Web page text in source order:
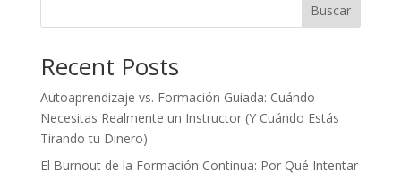
Buscar
Recent Posts
Autoaprendizaje vs. Formación Guiada: Cuándo
Necesitas Realmente un Instructor (Y Cuándo Estás
Tirando tu Dinero)
El Burnout de la Formación Continua: Por Qué Intentar